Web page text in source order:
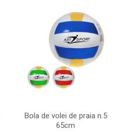
Bola de volei de praia n.5
65cm